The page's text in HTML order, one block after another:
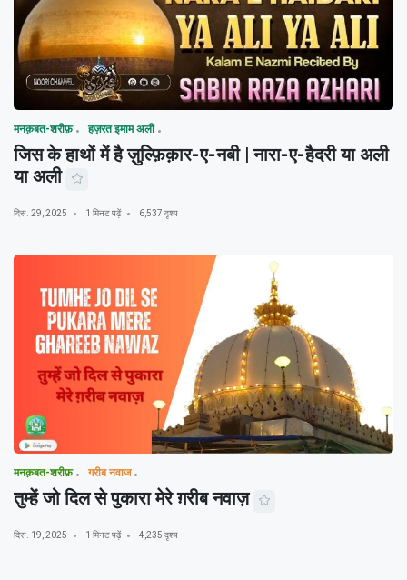
मनक़बत-शरीफ़ हज़रत इमाम अली
जिस के हाथों में है ज़ुल्फ़िक़ार-ए-नबी | नारा-ए-हैदरी या अली
या अली
दिस. 29, 2025 1 मिनट पढ़ें 6,537 दृश्य
मनक़बत-शरीफ़ गरीब नवाज
तुम्हें जो दिल से पुकारा मेरे ग़रीब नवाज़
दिस. 19, 2025 1 मिनट पढ़ें 4,235 दृश्य